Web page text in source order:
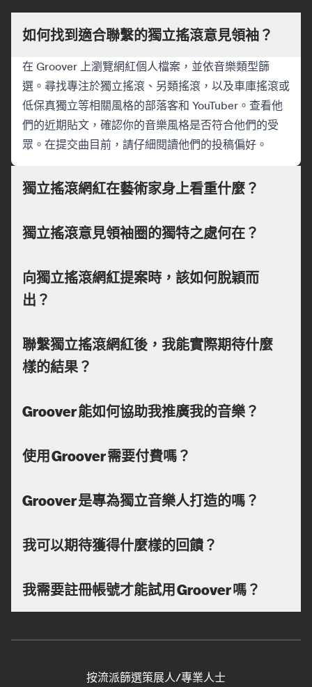
如何找到適合聯繫的獨立搖滾意見領袖？
在 Groover 上瀏覽網紅個人檔案，並依音樂類型篩
選。尋找專注於獨立搖滾、另類搖滾，以及車庫搖滾或
低保真獨立等相關風格的部落客和 YouTuber。查看他
們的近期貼文，確認你的音樂風格是否符合他們的受
眾。在提交曲目前，請仔細閱讀他們的投稿偏好。
獨立搖滾網紅在藝術家身上看重什麼？
獨立搖滾意見領袖圈的獨特之處何在？
向獨立搖滾網紅提案時，該如何脫穎而
出？
聯繫獨立搖滾網紅後，我能實際期待什麼
樣的結果？
Groover 能如何協助我推廣我的音樂？
使用 Groover 需要付費嗎？
Groover 是專為獨立音樂人打造的嗎？
我可以期待獲得什麼樣的回饋？
我需要註冊帳號才能試用 Groover 嗎？
按流派篩選策展人/專業人士